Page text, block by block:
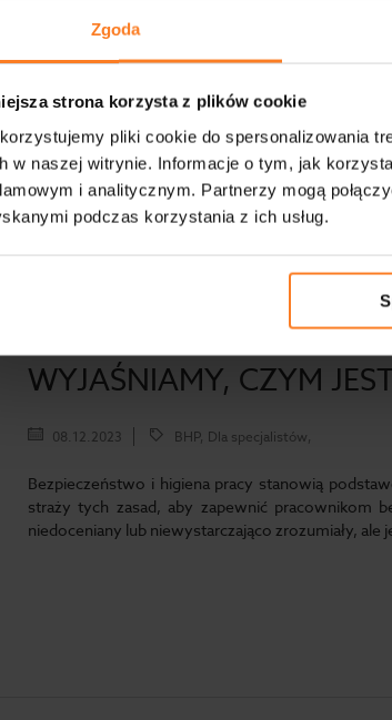
Zgoda
strona korzysta z plików cookie
pliki cookie do spersonalizowania
w naszej witrynie. Informacje o tym, jak
i analitycznym. Partnerzy mogą
podczas korzystania z ich usług.
Instrukcja bezpieczeństwa pożarowego to
Poniżej przedstawiamy istotne informacje o tym,
co zawiera czy też…
SŁUŻBA BHP W
WYJAŚNIAMY, CZYM
08.12.2023 BHP, Dla specjalistów,
Bezpieczeństwo i higiena pracy stanowią
straży tych zasad, aby zapewnić pracownikom
niedoceniany lub niewystarczająco zrozumiały, ale